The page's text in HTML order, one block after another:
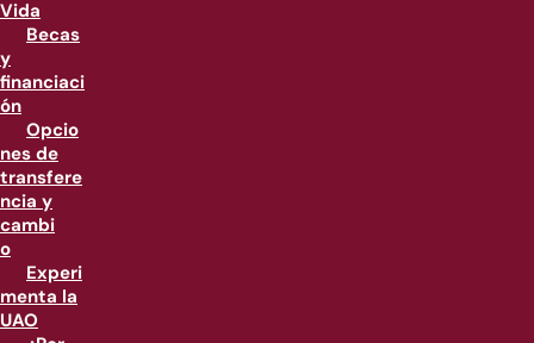
Vida
Becas
y
financiaci
ón
Opcio
nes de
transfere
ncia y
cambi
o
Experi
menta la
UAO